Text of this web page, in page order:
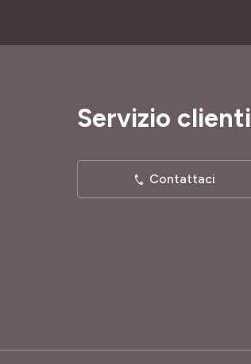
Servizio clienti
Contattaci